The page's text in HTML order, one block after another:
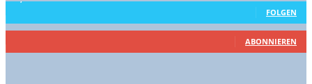
FOLGEN
ABONNIEREN